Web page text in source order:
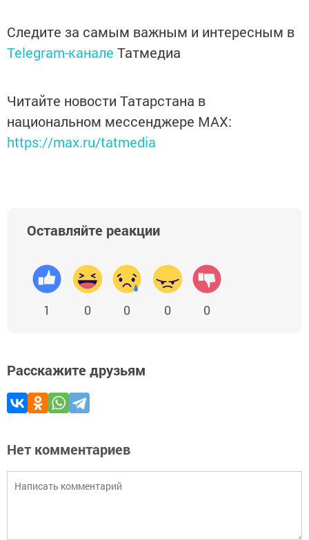
Следите за самым важным и интересным в
Telegram-канале Татмедиа
Читайте новости Татарстана в
национальном мессенджере MАХ:
https://max.ru/tatmedia
Оставляйте реакции
1 0 0 0 0
Расскажите друзьям
Нет комментариев